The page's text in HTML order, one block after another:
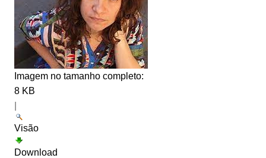
Imagem no tamanho completo:
8 KB
Visão
Download